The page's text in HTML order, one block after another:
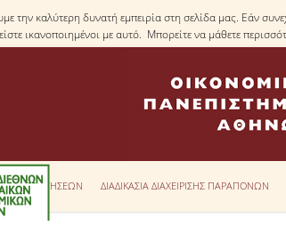
την καλύτερη δυνατή εμπειρία στη σελίδα μας. Εάν
ικανοποιημένοι με αυτό. Μπορείτε να μάθετε
ΑΙΤΗΣΕΩΝ ΔΙΑΔΙΚΑΣΙΑ ΔΙΑΧΕΙΡΙΣΗΣ ΠΑΡΑΠΟΝΩΝ